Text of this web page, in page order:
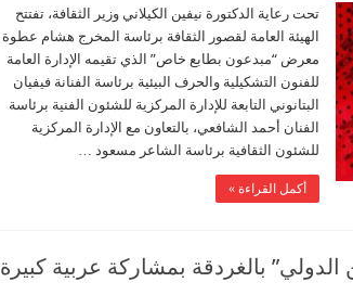
تحت رعاية الدكتورة نيفين الكيلاني وزير الثقافة، تفتتح
الهيئة العامة لقصور الثقافة برئاسة المخرج هشام عطوة
معرض “مبدعون بطابع خاص” الذي تقيمه الإدارة العامة
للفنون التشكيلية والحرف البيئية برئاسة الفنانة فيفيان
البتانوني التابعة للإدارة المركزية للشئون الفنية برئاسة
الفنان أحمد الشافعي، بالتعاون مع الإدارة المركزية
للشئون الثقافية برئاسة الشاعر مسعود …
أكمل القراءة »
بالغردقة بمشاركة عربية كبيرة